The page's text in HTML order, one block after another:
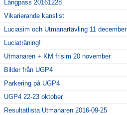
Långpass 20161228
Vikarierande kanslist
Luciasim och Utmanartävling 11 december
Luciaträning!
Utmanaren + KM frisim 20 november
Bilder från UGP4
Parkering på UGP4
UGP4 22-23 oktober
Resultatlista Utmanaren 2016-09-25